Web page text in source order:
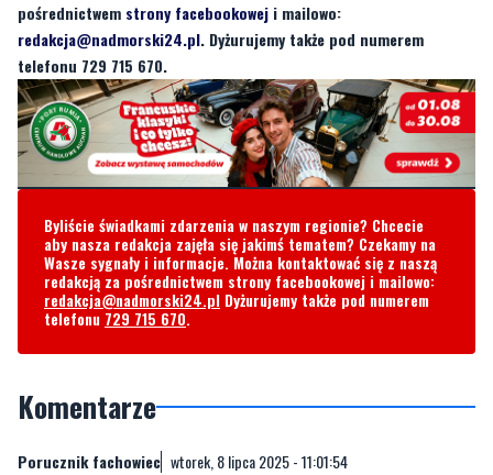
pośrednictwem strony facebookowej i mailowo:
redakcja@nadmorski24.pl. Dyżurujemy także pod numerem
telefonu 729 715 670.
Byliście świadkami zdarzenia w naszym regionie? Chcecie
aby nasza redakcja zajęła się jakimś tematem? Czekamy na
Wasze sygnały i informacje. Można kontaktować się z naszą
redakcją za pośrednictwem strony facebookowej i mailowo:
redakcja@nadmorski24.pl Dyżurujemy także pod numerem
telefonu 729 715 670.
Komentarze
Porucznik fachowiec wtorek, 8 lipca 2025 - 11:01:54